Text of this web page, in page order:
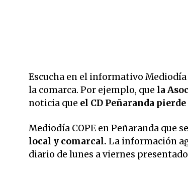
Escucha en el informativo Mediodía
la comarca. Por ejemplo, que la
noticia que el CD Peñaranda pierde
Mediodía COPE en Peñaranda que se
local y comarcal. La información
diario de lunes a viernes